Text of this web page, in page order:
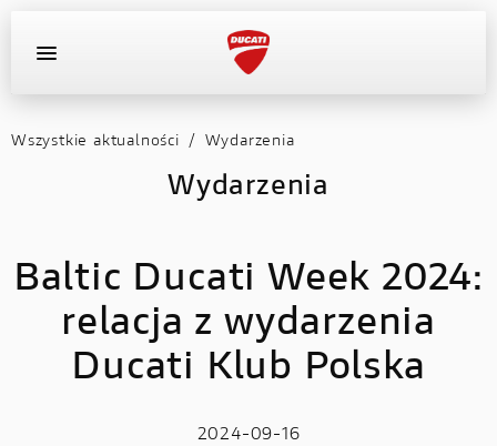
OFERTA DEALERA
MOTOCYKLE
AKTUALNOŚCI
OFERTA DEALERA
Wszystkie aktualności / Wydarzenia
Wydarzenia
Baltic Ducati Week 2024:
relacja z wydarzenia
Ducati Klub Polska
2024-09-16